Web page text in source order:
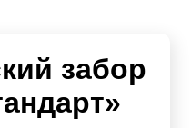
забор